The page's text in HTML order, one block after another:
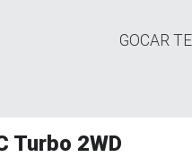
GOCAR
Turbo 2WD